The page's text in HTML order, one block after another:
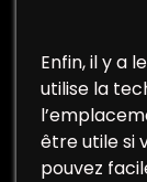
Enfin, il y a
utilise la
être utile si
pouvez